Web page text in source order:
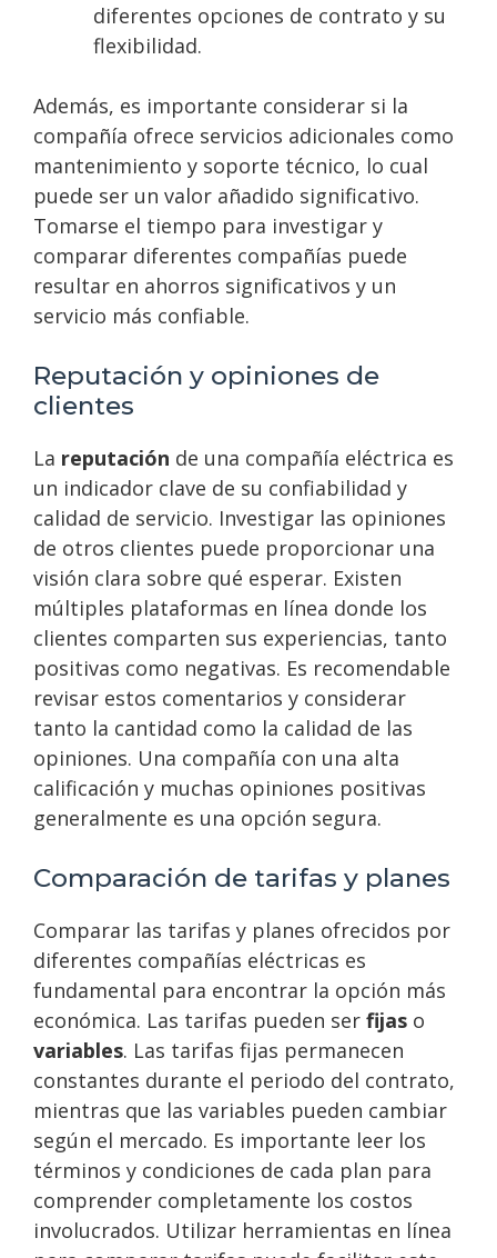
diferentes opciones de contrato y su
flexibilidad.
Además, es importante considerar si la
compañía ofrece servicios adicionales como
mantenimiento y soporte técnico, lo cual
puede ser un valor añadido significativo.
Tomarse el tiempo para investigar y
comparar diferentes compañías puede
resultar en ahorros significativos y un
servicio más confiable.
Reputación y opiniones de
clientes
La reputación de una compañía eléctrica es
un indicador clave de su confiabilidad y
calidad de servicio. Investigar las opiniones
de otros clientes puede proporcionar una
visión clara sobre qué esperar. Existen
múltiples plataformas en línea donde los
clientes comparten sus experiencias, tanto
positivas como negativas. Es recomendable
revisar estos comentarios y considerar
tanto la cantidad como la calidad de las
opiniones. Una compañía con una alta
calificación y muchas opiniones positivas
generalmente es una opción segura.
Comparación de tarifas y planes
Comparar las tarifas y planes ofrecidos por
diferentes compañías eléctricas es
fundamental para encontrar la opción más
económica. Las tarifas pueden ser fijas o
variables. Las tarifas fijas permanecen
constantes durante el periodo del contrato,
mientras que las variables pueden cambiar
según el mercado. Es importante leer los
términos y condiciones de cada plan para
comprender completamente los costos
involucrados. Utilizar herramientas en línea